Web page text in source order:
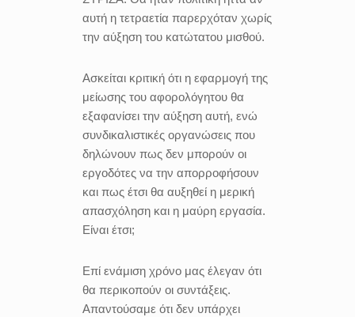
αυτή η τετραετία παρερχόταν χωρίς
την αύξηση του κατώτατου μισθού.
Ασκείται κριτική ότι η εφαρμογή της
μείωσης του αφορολόγητου θα
εξαφανίσει την αύξηση αυτή, ενώ
συνδικαλιστικές οργανώσεις που
δηλώνουν πως δεν μπορούν οι
εργοδότες να την απορροφήσουν
και πως έτσι θα αυξηθεί η μερική
απασχόληση και η μαύρη εργασία.
Είναι έτσι;
Επί ενάμιση χρόνο μας έλεγαν ότι
θα περικοπούν οι συντάξεις.
Απαντούσαμε ότι δεν υπάρχει